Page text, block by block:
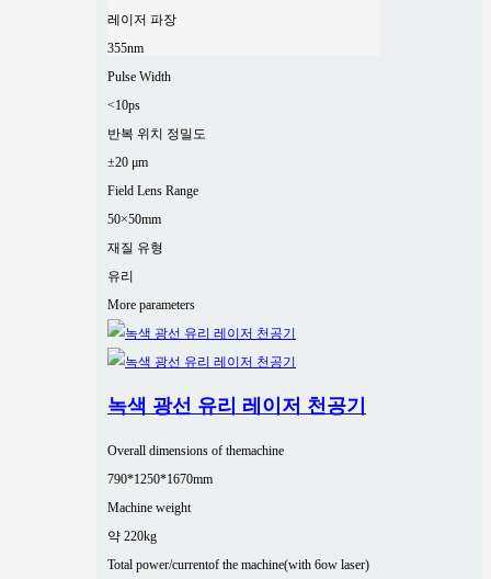
레이저 파장
355nm
Pulse Width
<10ps
반복 위치 정밀도
±20 μm
Field Lens Range
50×50mm
재질 유형
유리
More parameters
녹색 광선 유리 레이저 천공기
Overall dimensions of themachine
790*1250*1670mm
Machine weight
약 220kg
Total power/currentof the machine(with 6ow laser)